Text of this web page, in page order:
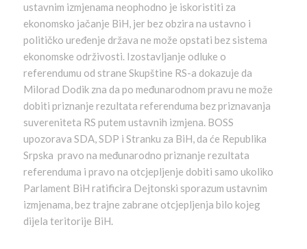
ustavnim izmjenama neophodno je iskoristiti za
ekonomsko jačanje BiH, jer bez obzira na ustavno i
političko uređenje država ne može opstati bez sistema
ekonomske održivosti. Izostavljanje odluke o
referendumu od strane Skupštine RS-a dokazuje da
Milorad Dodik zna da po međunarodnom pravu ne može
dobiti priznanje rezultata referenduma bez priznavanja
suvereniteta RS putem ustavnih izmjena. BOSS
upozorava SDA, SDP i Stranku za BiH, da će Republika
Srpska pravo na međunarodno priznanje rezultata
referenduma i pravo na otcjepljenje dobiti samo ukoliko
Parlament BiH ratificira Dejtonski sporazum ustavnim
izmjenama, bez trajne zabrane otcjepljenja bilo kojeg
dijela teritorije BiH.